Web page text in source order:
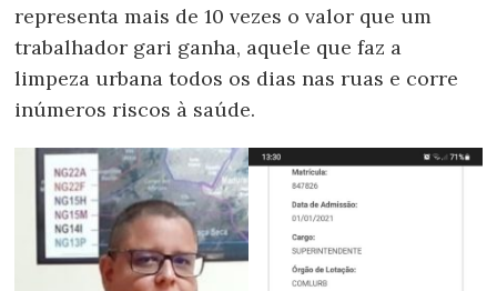
representa mais de 10 vezes o valor que um
trabalhador gari ganha, aquele que faz a
limpeza urbana todos os dias nas ruas e corre
inúmeros riscos à saúde.